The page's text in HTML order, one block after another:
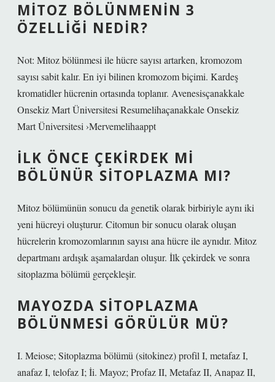
MITOZ BÖLÜNMENIN 3
ÖZELLIĞI NEDIR?
Not: Mitoz bölünmesi ile hücre sayısı artarken, kromozom
sayısı sabit kalır. En iyi bilinen kromozom biçimi. Kardeş
kromatidler hücrenin ortasında toplanır. Avenesisçanakkale
Onsekiz Mart Üniversitesi Resumelihaçanakkale Onsekiz
Mart Üniversitesi ›Mervemelihaappt
İLK ÖNCE ÇEKIRDEK MI
BÖLÜNÜR SITOPLAZMA MI?
Mitoz bölümünün sonucu da genetik olarak birbiriyle aynı iki
yeni hücreyi oluşturur. Citomun bir sonucu olarak oluşan
hücrelerin kromozomlarının sayısı ana hücre ile aynıdır. Mitoz
departmanı ardışık aşamalardan oluşur. İlk çekirdek ve sonra
sitoplazma bölümü gerçekleşir.
MAYOZDA SITOPLAZMA
BÖLÜNMESI GÖRÜLÜR MÜ?
I. Meiose; Sitoplazma bölümü (sitokinez) profil I, metafaz I,
anafaz I, telofaz I; İi. Mayoz; Profaz II, Metafaz II, Anapaz II,